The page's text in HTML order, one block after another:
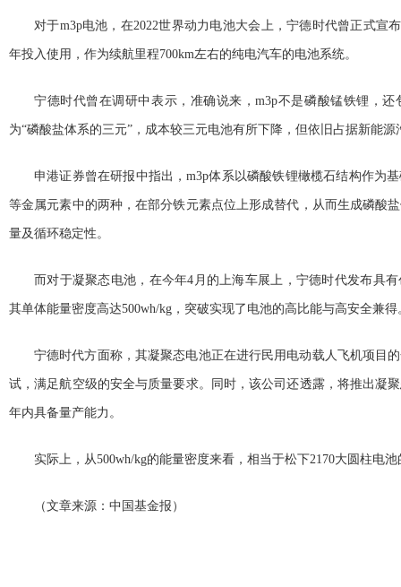
对于m3p电池，在2022世界动力电池大会上，宁德时代曾正式宣
年投入使用，作为续航里程700km左右的纯电汽车的电池系统。
宁德时代曾在调研中表示，准确说来，m3p不是磷酸锰铁锂，
为“磷酸盐体系的三元”，成本较三元电池有所下降，但依旧占据新能源
申港证券曾在研报中指出，m3p体系以磷酸铁锂橄榄石结构作为
等金属元素中的两种，在部分铁元素点位上形成替代，从而生成磷酸
量及循环稳定性。
而对于凝聚态电池，在今年4月的上海车展上，宁德时代发布具
其单体能量密度高达500wh/kg，突破实现了电池的高比能与高安全兼得
宁德时代方面称，其凝聚态电池正在进行民用电动载人飞机项目
试，满足航空级的安全与质量要求。同时，该公司还透露，将推出凝
年内具备量产能力。
实际上，从500wh/kg的能量密度来看，相当于松下2170大圆柱电
（文章来源：中国基金报）